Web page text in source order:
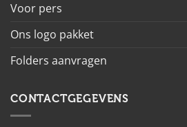
Voor pers
Ons logo pakket
Folders aanvragen
CONTACTGEGEVENS